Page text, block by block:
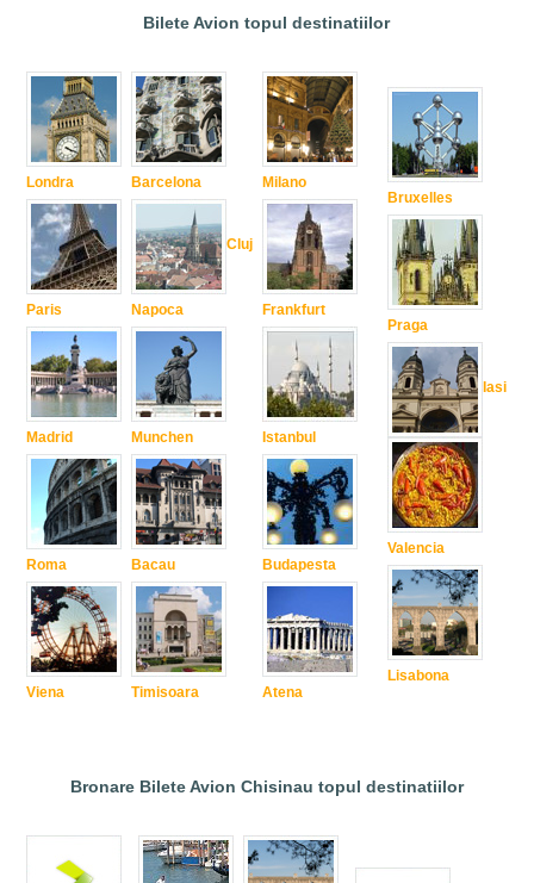
Bilete Avion topul destinatiilor
Londra
Paris
Madrid
Roma
Viena
Barcelona
Cluj
Napoca
Munchen
Bacau
Timisoara
Milano
Frankfurt
Istanbul
Budapesta
Atena
Bruxelles
Praga
Iasi
Valencia
Lisabona
Bronare Bilete Avion Chisinau topul destinatiilor